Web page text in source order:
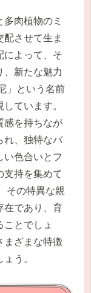
肉植物のミ
させて生ま
によって、そ
、新たな魅力
」という名前
ています。
感を持ちなが
れ、独特なバ
い色合いとフ
支持を集めて
その特異な親
在であり、育
とでしょ
まざまな特徴
う。